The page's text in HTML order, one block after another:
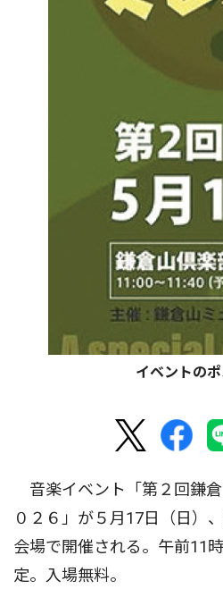
イベントの
音楽イベント「第２回鎌
０２６」が５月17日（日）
会場で開催される。午前11
定。入場無料。